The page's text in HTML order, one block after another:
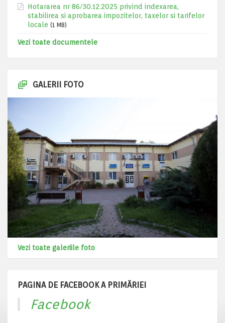
Hotararea nr 86/30.12.2025 privind indexarea,
stabilirea si aprobarea impozitelor, taxelor si tarifelor
locale (1 MB)
Vezi toate documentele
GALERII FOTO
Vezi toate galeriile foto
PAGINA DE FACEBOOK A PRIMĂRIEI
Facebook